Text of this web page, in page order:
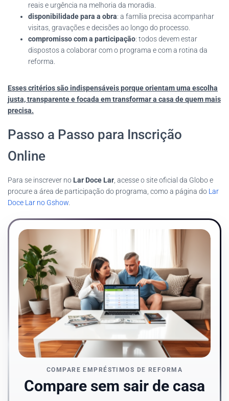
reais e urgência na melhoria da moradia.
disponibilidade para a obra: a família precisa acompanhar
visitas, gravações e decisões ao longo do processo.
compromisso com a participação: todos devem estar
dispostos a colaborar com o programa e com a rotina da
reforma.
Esses critérios são indispensáveis porque orientam uma escolha
justa, transparente e focada em transformar a casa de quem mais
precisa.
Passo a Passo para Inscrição
Online
Para se inscrever no Lar Doce Lar, acesse o site oficial da Globo e
procure a área de participação do programa, como a página do Lar
Doce Lar no Gshow.
COMPARE EMPRÉSTIMOS DE REFORMA
Compare sem sair de casa